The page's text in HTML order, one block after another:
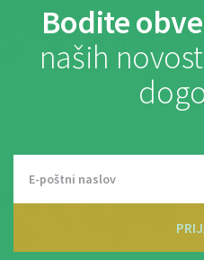
Bodite
naših